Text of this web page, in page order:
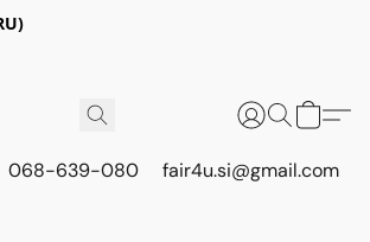
068-639-080 fair4u.si@gmail.com